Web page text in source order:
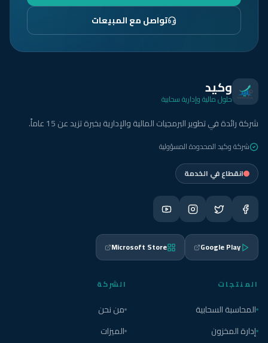
تواصل مع المبيعات
وكيد
حلول مالية وإدارية سحابية
شركة رائدة في تطوير البرمجيات المالية والإدارية بخبرة تزيد عن 15 عاماً.
شركة وكيد المحدودة المسؤولية
انقطاع في الخدمة
Google Play
Microsoft Store
المنتجات
المحاسبة السحابية
إدارة المخزون
الشركة
من نحن
الميزات